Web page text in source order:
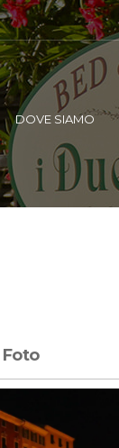
DOVE SIAMO
Foto